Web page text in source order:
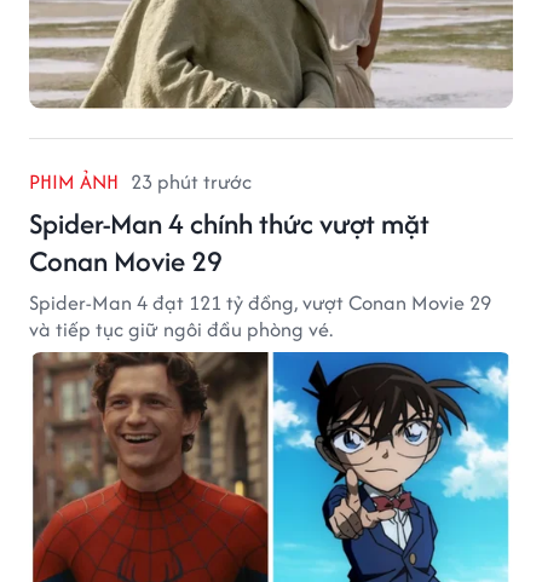
PHIM ẢNH 23 phút trước
Spider-Man 4 chính thức vượt mặt
Conan Movie 29
Spider-Man 4 đạt 121 tỷ đồng, vượt Conan Movie 29
và tiếp tục giữ ngôi đầu phòng vé.